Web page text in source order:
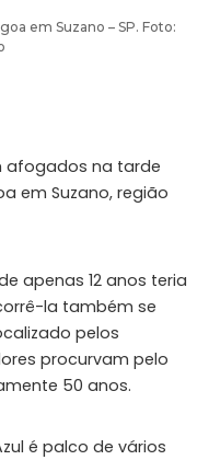
em Suzano – SP. Foto:
afogados na tarde
em Suzano, região
apenas 12 anos teria
la também se
pelos
procurvam pelo
50 anos.
é palco de vários